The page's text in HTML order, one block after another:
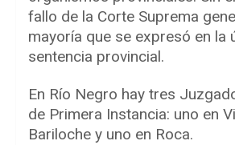
fallo de la Corte Suprema
mayoría que se expresó en la
sentencia provincial.
En Río Negro hay tres
de Primera Instancia: uno en
Bariloche y uno en Roca.